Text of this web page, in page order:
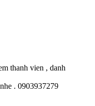
thanh vien , danh
. 0903937279